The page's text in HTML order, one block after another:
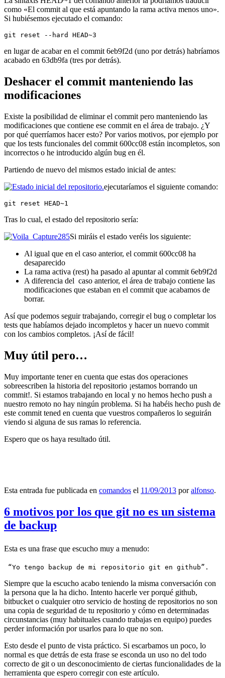
como «El commit al que está apuntando la rama activa menos uno».
Si hubiésemos ejecutado el comando:
git reset --hard HEAD~3
en lugar de acabar en el commit 6eb9f2d (uno por detrás) habríamos
acabado en 63db9fa (tres por detrás).
Deshacer el commit manteniendo las
modificaciones
Existe la posibilidad de eliminar el commit pero manteniendo las
modificaciones que contiene ese commit en el área de trabajo. ¿Y
por qué querríamos hacer esto? Por varios motivos, por ejemplo por
que los tests funcionales del commit 600cc08 están incompletos, son
incorrectos o he introducido algún bug en él.
Partiendo de nuevo del mismos estado inicial de antes:
ejecutaríamos el siguiente comando:
git reset HEAD~1
Tras lo cual, el estado del repositorio sería:
Si miráis el estado veréis los siguiente:
Al igual que en el caso anterior, el commit 600cc08 ha
desaparecido
La rama activa (rest) ha pasado al apuntar al commit 6eb9f2d
A diferencia del caso anterior, el área de trabajo contiene las
modificaciones que estaban en el commit que acabamos de
borrar.
Así que podemos seguir trabajando, corregir el bug o completar los
tests que habíamos dejado incompletos y hacer un nuevo commit
con los cambios completos. ¡Así de fácil!
Muy útil pero…
Muy importante tener en cuenta que estas dos operaciones
sobreescriben la historia del repositorio ¡estamos borrando un
commit!. Si estamos trabajando en local y no hemos hecho push a
nuestro remoto no hay ningún problema. Si ha habéis hecho push de
este commit tened en cuenta que vuestros compañeros lo seguirán
viendo si alguna de sus ramas lo referencia.
Espero que os haya resultado útil.
Esta entrada fue publicada en comandos el 11/09/2013 poralfonso.
6 motivos por los que git no es un sistema
de backup
Esta es una frase que escucho muy a menudo:
“Yo tengo backup de mi repositorio git en github”.
Siempre que la escucho acabo teniendo la misma conversación con
la persona que la ha dicho. Intento hacerle ver porqué github,
bitbucket o cualquier otro servicio de hosting de repositorios no son
una copia de seguridad de tu repositorio y cómo en determinadas
circunstancias (muy habituales cuando trabajas en equipo) puedes
perder información por usarlos para lo que no son.
Esto desde el punto de vista práctico. Si escarbamos un poco, lo
normal es que detrás de esta frase se esconda un uso no del todo
correcto de git o un desconocimiento de ciertas funcionalidades de la
herramienta que espero corregir con este artículo.